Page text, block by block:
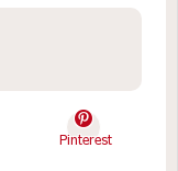
Pinterest